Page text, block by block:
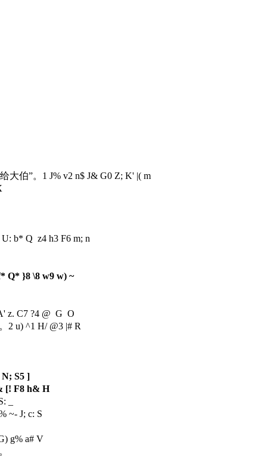
大伯”。 1 J% v2 n$ J& G0 Z; K' |( m
U: b* Q z4 h3 F6 m; n
Q* }8 \8 w9 w) ~
z. C7 ?4 @ G O
2 u) ^1 H/ @3 |# R
S5 ]
[! F8 h& H
_
~- J; c: S
g% a# V